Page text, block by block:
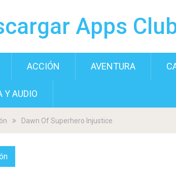
Apps
ACCIÓN AVENTURA
Y AUDIO
Dawn Of Superhero Injustice